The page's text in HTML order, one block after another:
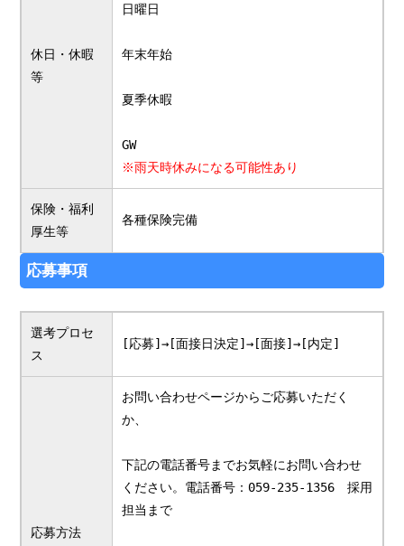
休日・休暇
等
日曜日
年末年始
夏季休暇
GW
※雨天時休みになる可能性あり
保険・福利
厚生等
各種保険完備
応募事項
選考プロセ
ス
[応募]→[面接日決定]→[面接]→[内定]
応募方法
お問い合わせページからご応募いただく
か、
下記の電話番号までお気軽にお問い合わせ
ください。電話番号：059-235-1356 採用
担当まで